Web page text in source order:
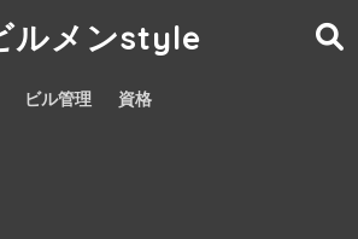
ルメンstyle
ビル管理 資格